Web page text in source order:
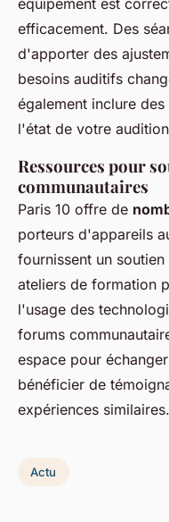
équipement est
efficacement. Des
d'apporter des
besoins auditifs
également inclure
l'état de votre
Ressources pour
communautaires
Paris 10 offre de
porteurs d'appareils
fournissent un
ateliers de formation
l'usage des
forums
espace pour
bénéficier de
expériences similaires.
Actu